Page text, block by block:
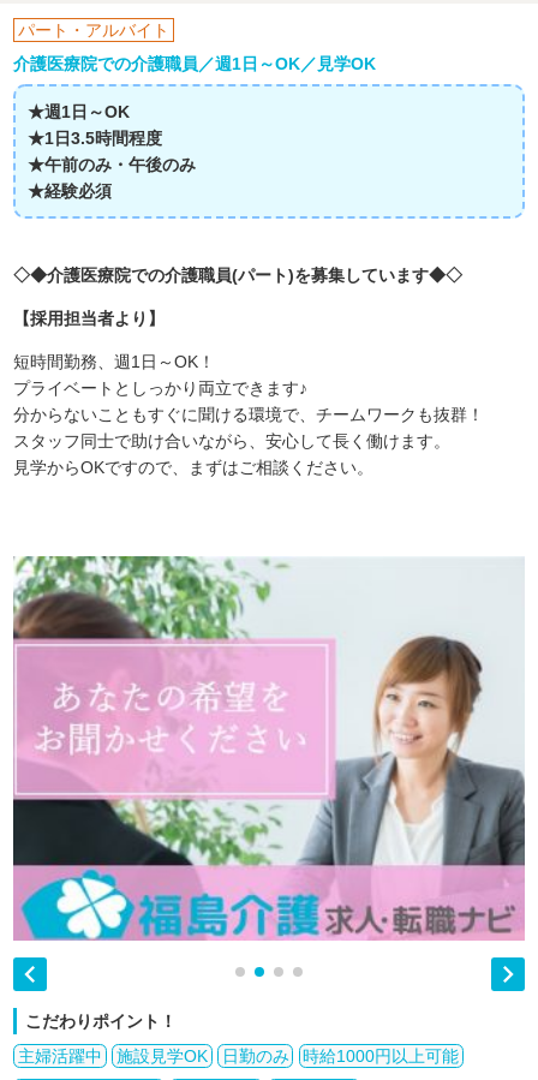
パート・アルバイト
介護医療院での介護職員／週1日～OK／見学OK
★週1日～OK
★1日3.5時間程度
★午前のみ・午後のみ
★経験必須
◇◆介護医療院での介護職員(パート)を募集しています◆◇
【採用担当者より】
短時間勤務、週1日～OK！
プライベートとしっかり両立できます♪
分からないこともすぐに聞ける環境で、チームワークも抜群！
スタッフ同士で助け合いながら、安心して長く働けます。
見学からOKですので、まずはご相談ください。
 
こだわりポイント！
主婦活躍中
施設見学OK 日勤のみ
時給1000円以上可能